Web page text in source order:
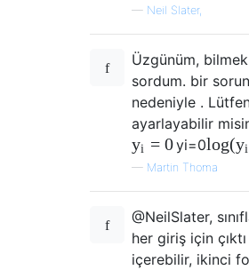
— Neil Slater,
Üzgünüm,
sordum. bir
nedeniyle .
ayarlayabilir
yi = 0yi=0log(yi
— Martin Thoma
@NeilSlater,
her giriş için
içerebilir, ikinci